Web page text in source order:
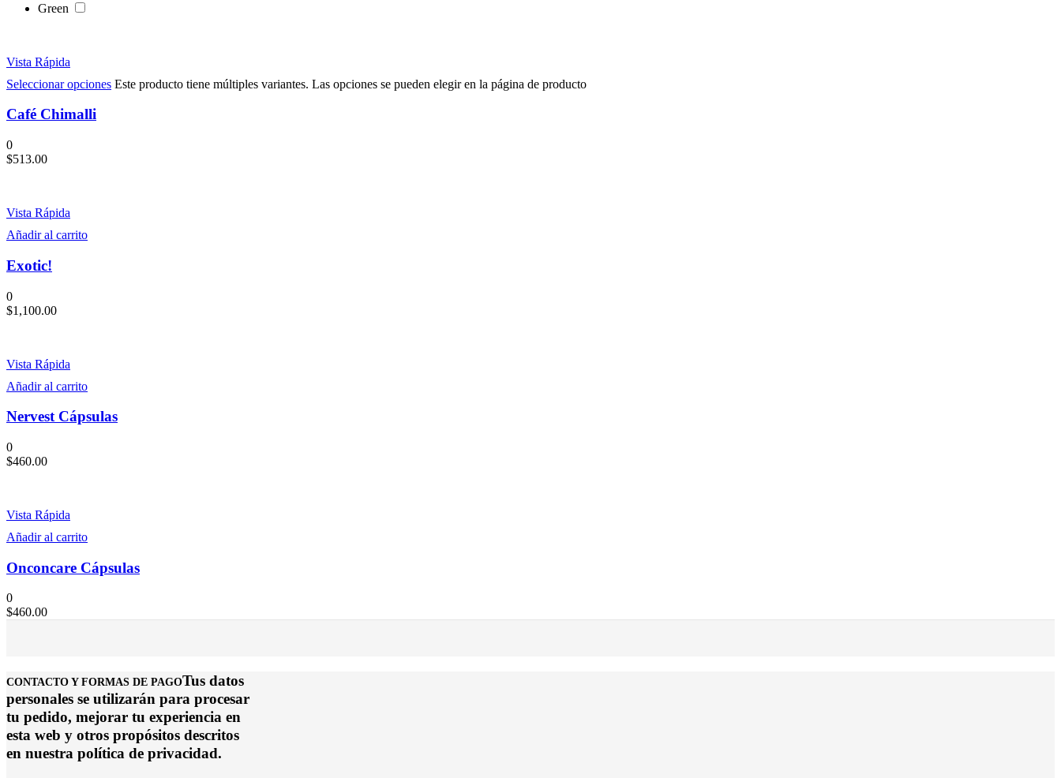
Green
Vista Rápida
Seleccionar opciones Este producto tiene múltiples variantes. Las opciones se pueden elegir en la página de producto
Café Chimalli
0
$513.00
Vista Rápida
Añadir al carrito
Exotic!
0
$1,100.00
Vista Rápida
Añadir al carrito
Nervest Cápsulas
0
$460.00
Vista Rápida
Añadir al carrito
Onconcare Cápsulas
0
$460.00
CONTACTO Y FORMAS DE PAGOTus datos
personales se utilizarán para procesar
tu pedido, mejorar tu experiencia en
esta web y otros propósitos descritos
en nuestra política de privacidad.